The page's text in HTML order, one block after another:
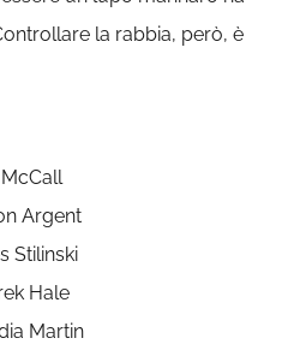
la rabbia, però, è
Argent
Stilinski
Hale
Martin